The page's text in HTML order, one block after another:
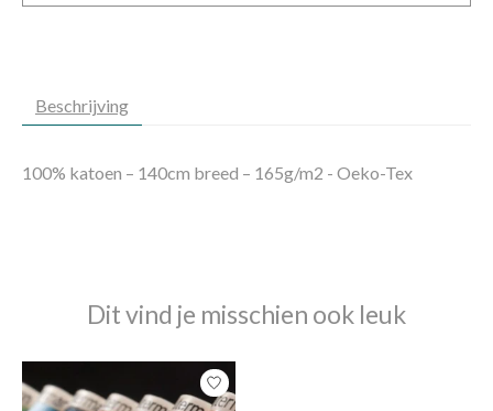
Beschrijving
100% katoen – 140cm breed – 165g/m2 - Oeko-Tex
Dit vind je misschien ook leuk
Items van productcarrousel